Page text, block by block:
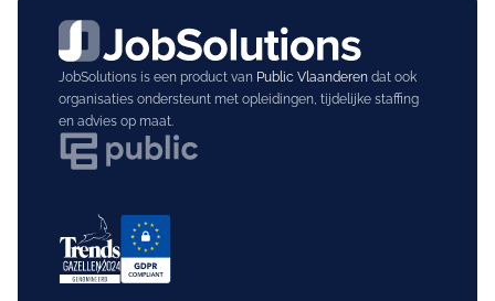
JobSolutions is een product van Public Vlaanderendat ook
organisaties ondersteunt met opleidingen, tijdelijke staffing
en advies op maat.